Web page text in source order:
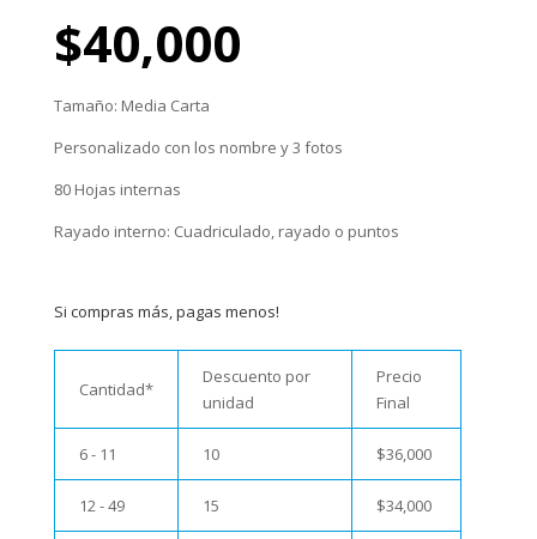
$40,000
Tamaño: Media Carta
Personalizado con los nombre y 3 fotos
80 Hojas internas
Rayado interno: Cuadriculado, rayado o puntos
Si compras más, pagas menos!
Cantidad*
Descuento por
unidad
Precio
Final
6 - 11 10 $36,000
12 - 49 15 $34,000